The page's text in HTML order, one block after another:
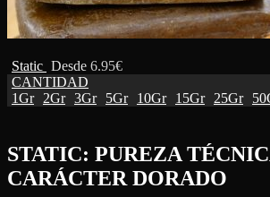
Static Desde 6.95€
CANTIDAD
1Gr
2Gr 3Gr 5Gr 10Gr 15Gr 25Gr
STATIC: PUREZA
CARÁCTER DORADO